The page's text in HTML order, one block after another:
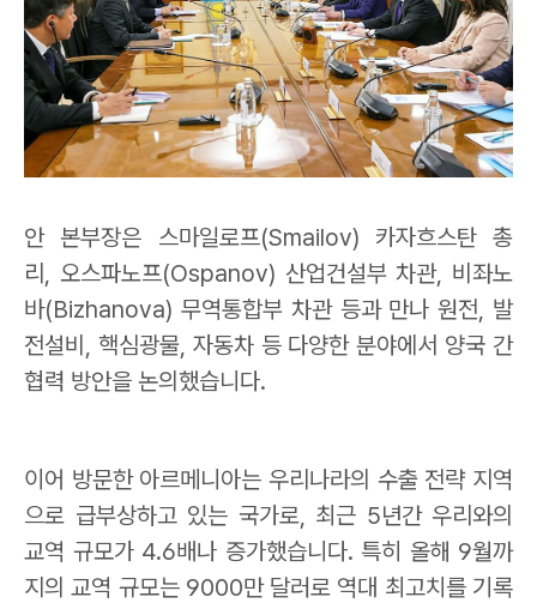
안 본부장은 스마일로프(Smailov)
카자흐스탄 총
리 , 오스파노프(Ospanov) 산업건설부 차관, 비좌노
바(Bizhanova) 무역통합부 차관 등과 만나 원전, 발
전설비 , 핵심광물, 자동차 등 다양한 분야에서 양국 간
협력 방안을 논의했습니다.
이어 방문한 아르메니아는 우리나라의 수출 전략 지역
으로 급부상하고 있는 국가로, 최근 5년간 우리와의
교역 규모가 4.6배나 증가했습니다. 특히 올해 9월까
지의 교역 규모는 9000만 달러로 역대 최고치를 기록